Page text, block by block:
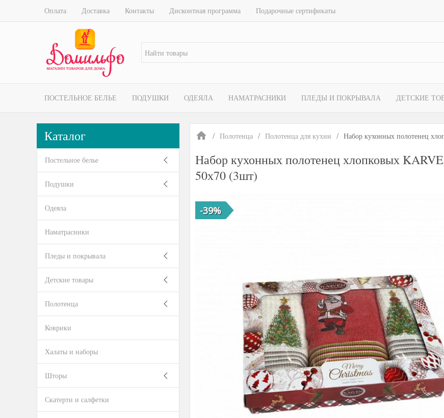
Оплата Доставка Контакты Дисконтная программа Подарочные сертификаты
ПОСТЕЛЬНОЕ БЕЛЬЕ ПОДУШКИ ОДЕЯЛА НАМАТРАСНИКИ ПЛЕДЫ И ПОКРЫВАЛА ДЕТСКИЕ
Полотенца Полотенца для кухни Набор кухонных полотенец
Набор кухонных полотенец хлопковых
50х70 (3шт)
-39%
Каталог
Постельное белье
Подушки
Одеяла
Наматрасники
Пледы и покрывала
Детские товары
Полотенца
Коврики
Халаты и наборы
Шторы
Скатерти и салфетки